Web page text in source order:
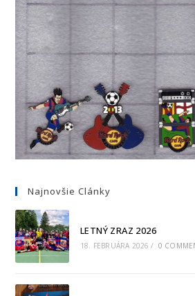
Najnovšie Clánky
LETNÝ ZRAZ 2026
18. FEBRUÁRA 2026 / 0